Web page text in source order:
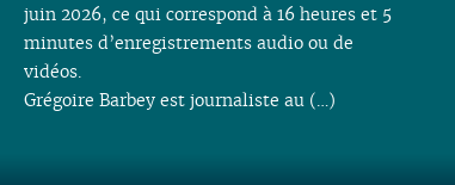
juin 2026, ce qui correspond à 16 heures et 5
minutes d’enregistrements audio ou de
vidéos.
Grégoire Barbey est journaliste au (…)